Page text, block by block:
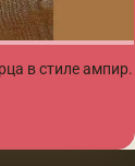
в стиле ампир.